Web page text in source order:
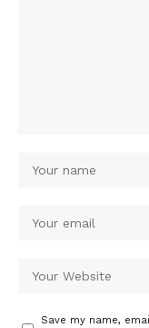
Save my name,